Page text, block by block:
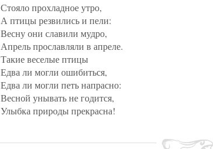
Стояло прохладное утро,
А птицы резвились и пели:
Весну они славили мудро,
Апрель прославляли в апреле.
Такие веселые птицы
Едва ли могли ошибиться,
Едва ли могли петь напрасно:
Весной унывать не годится,
Улыбка природы прекрасна!